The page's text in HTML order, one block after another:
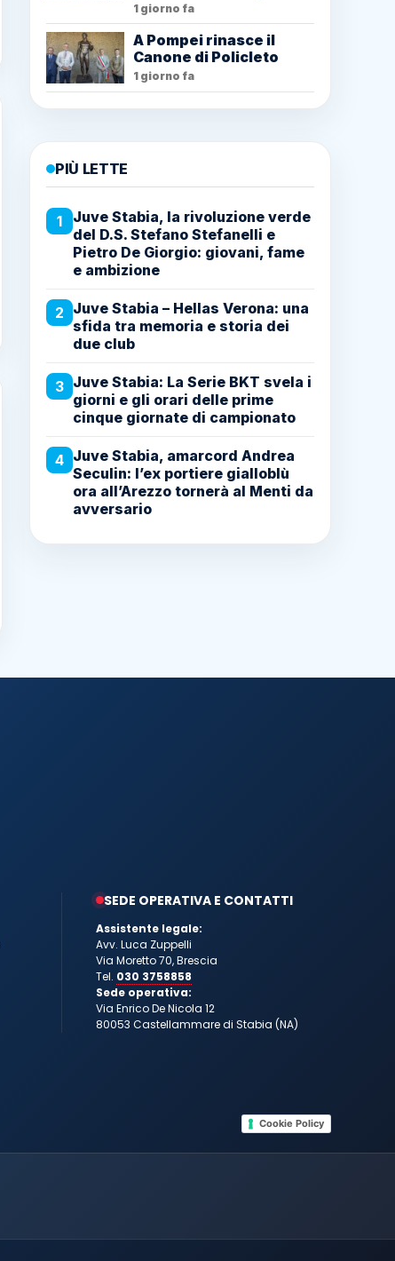
1 giorno fa
A Pompei rinasce il
Canone di Policleto
1 giorno fa
PIÙ LETTE
1
Juve Stabia, la rivoluzione verde
del D.S. Stefano Stefanelli e
Pietro De Giorgio: giovani, fame
e ambizione
2 Juve Stabia – Hellas Verona: una
sfida tra memoria e storia dei
due club
3 Juve Stabia: La Serie BKT svela i
giorni e gli orari delle prime
cinque giornate di campionato
4 Juve Stabia, amarcord Andrea
Seculin: l’ex portiere gialloblù
ora all’Arezzo tornerà al Menti da
avversario
SEDE OPERATIVA E CONTATTI
Assistente legale:
Avv. Luca Zuppelli
Via Moretto 70, Brescia
Tel. 030 3758858
Sede operativa:
Via Enrico De Nicola 12
80053 Castellammare di Stabia (NA)
Cookie Policy